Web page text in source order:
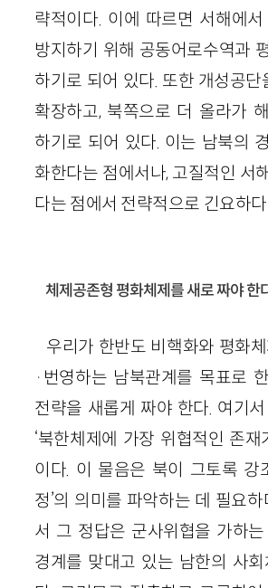
략적이다. 이에 따르면 서해에
방지하기 위해 공동어로수역과
하기로 되어 있다. 또한 개성공
확장하고, 북쪽으로 더 올라가
하기로 되어 있다. 이는 남북의
화한다는 점에서나, 고질적인 서
다는 점에서 전략적으로 긴요하
체제공존형 평화체제를 새로 짜야 한
우리가 한반도 비핵화와 평화
·번영하는 남북관계를 목표로
전략을 새롭게 짜야 한다. 여기
‘북한체제에 가장 위협적인 존재
이다. 이 물음은 북이 그토록 강
정’의 의미를 파악하는 데 필요
서 그 정답은 군사위협을 가하
경계를 맞대고 있는 남한의 사